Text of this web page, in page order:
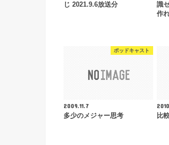
じ 2021.9.6放送分
識
作
ポッドキャスト
2009.11.7
多少のメジャー思考
比